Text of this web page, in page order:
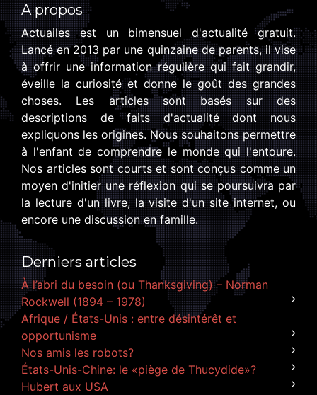
A propos
Actuailes est un bimensuel d'actualité gratuit.
Lancé en 2013 par une quinzaine de parents, il vise
à offrir une information régulière qui fait grandir,
éveille la curiosité et donne le goût des grandes
choses. Les articles sont basés sur des
descriptions de faits d'actualité dont nous
expliquons les origines. Nous souhaitons permettre
à l'enfant de comprendre le monde qui l'entoure.
Nos articles sont courts et sont conçus comme un
moyen d'initier une réflexion qui se poursuivra par
la lecture d'un livre, la visite d'un site internet, ou
encore une discussion en famille.
Derniers articles
À l’abri du besoin (ou Thanksgiving) – Norman
Rockwell (1894 – 1978)
Afrique / États-Unis : entre désintérêt et
opportunisme
Nos amis les robots?
États-Unis-Chine: le «piège de Thucydide»?
Hubert aux USA